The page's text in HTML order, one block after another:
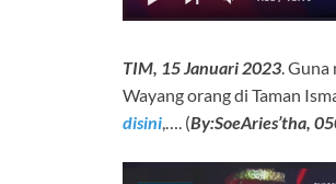
TIM, 15 Januari 2023. Guna
Wayang orang di Taman
disini,…. (By:SoeAries’tha,